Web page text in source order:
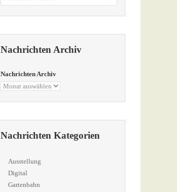
Nachrichten Archiv
Nachrichten Archiv
Nachrichten Kategorien
Ausstellung
Digital
Gartenbahn